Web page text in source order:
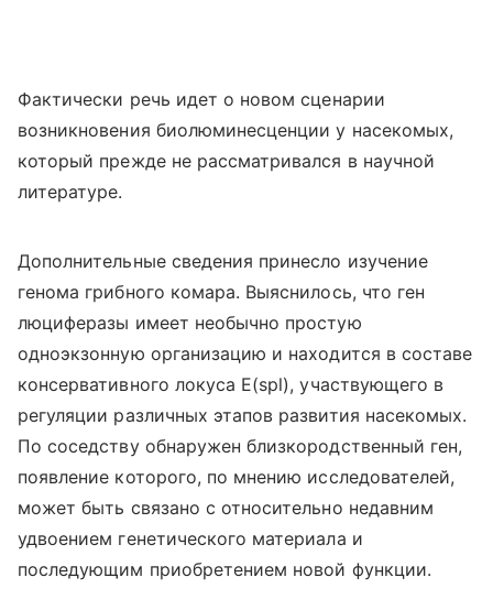
Фактически речь идет о новом сценарии
возникновения биолюминесценции у насекомых,
который прежде не рассматривался в научной
литературе.
Дополнительные сведения принесло изучение
генома грибного комара. Выяснилось, что ген
люциферазы имеет необычно простую
одноэкзонную организацию и находится в составе
консервативного локуса E(spl), участвующего в
регуляции различных этапов развития насекомых.
По соседству обнаружен близкородственный ген,
появление которого, по мнению исследователей,
может быть связано с относительно недавним
удвоением генетического материала и
последующим приобретением новой функции.